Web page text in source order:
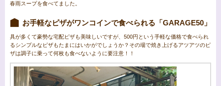
春雨スープを食べてました。
お手軽なピザがワンコインで食べられる「GARAGE50」
具が多くて豪勢な宅配ピザも美味しいですが、500円という手軽な価格で食べられ
るシンプルなピザもたまにはいかがでしょうか？その場で焼き上げるアツアツのピ
ザは調子に乗って何枚も食べないように要注意！！